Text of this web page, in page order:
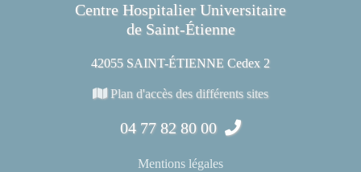
Centre Hospitalier Universitaire
de Saint-Étienne
42055 SAINT-ÉTIENNE Cedex 2
Plan d'accès des différents sites
04 77 82 80 00
Mentions légales